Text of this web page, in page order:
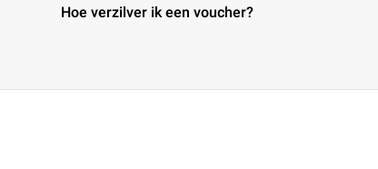
Hoe verzilver ik een voucher?